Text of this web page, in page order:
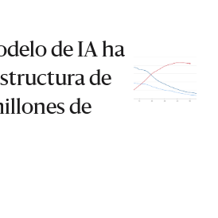
de IA ha
de
de